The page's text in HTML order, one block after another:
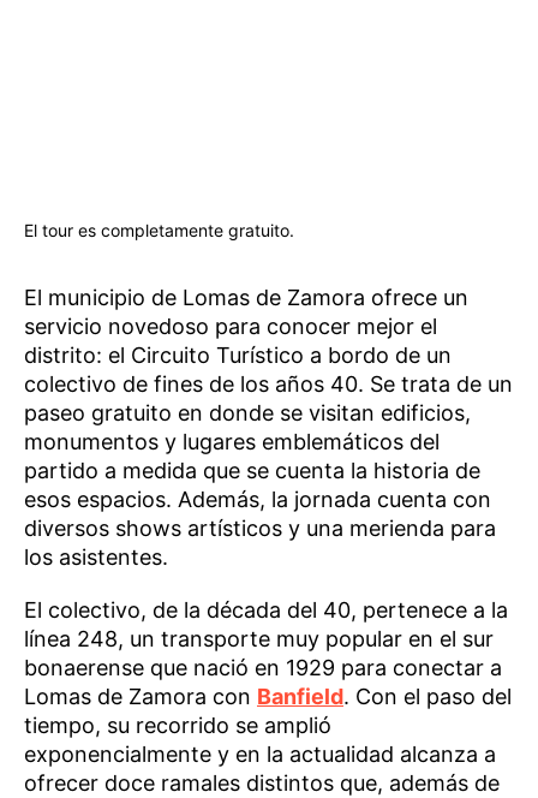
El tour es completamente gratuito.
El municipio de Lomas de Zamora ofrece un
servicio novedoso para conocer mejor el
distrito: el Circuito Turístico a bordo de un
colectivo de fines de los años 40. Se trata de un
paseo gratuito en donde se visitan edificios,
monumentos y lugares emblemáticos del
partido a medida que se cuenta la historia de
esos espacios. Además, la jornada cuenta con
diversos shows artísticos y una merienda para
los asistentes.
El colectivo, de la década del 40, pertenece a la
línea 248, un transporte muy popular en el sur
bonaerense que nació en 1929 para conectar a
Lomas de Zamora con Banfield. Con el paso del
tiempo, su recorrido se amplió
exponencialmente y en la actualidad alcanza a
ofrecer doce ramales distintos que, además de